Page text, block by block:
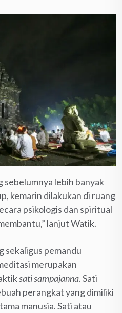
sebelumnya lebih banyak
kemarin dilakukan di ruang
psikologis dan spiritual
lanjut Watik.
sekaligus pemandu
merupakan
sati sampajanna. Sati
perangkat yang dimiliki
manusia. Sati atau